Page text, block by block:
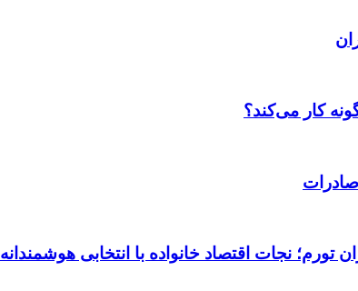
کار می‌کند؟
نجات اقتصاد خانواده با انتخابی هوشمندانه